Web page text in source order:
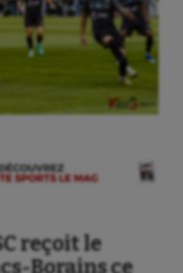
reçoit le
Borains ce